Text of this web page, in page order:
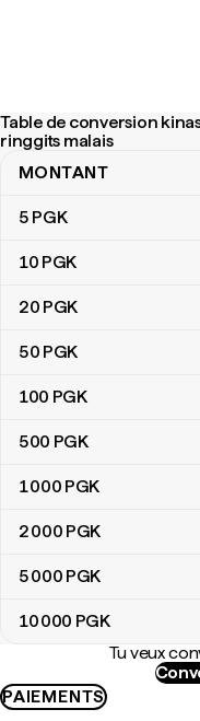
Table de conversion
ringgits malais
Table de conversion
MONTANT
5 PGK
10 PGK
20 PGK
50 PGK
100 PGK
500 PGK
1 000 PGK
2 000 PGK
5 000 PGK
10 000 PGK
Tu veux
PAIEMENTS